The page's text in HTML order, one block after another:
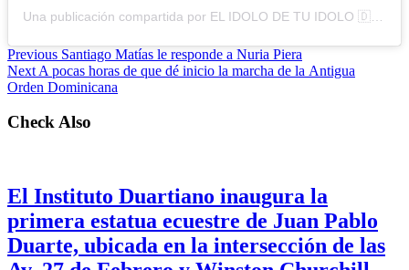
Previous Santiago Matías le responde a Nuria Piera
Next A pocas horas de que dé inicio la marcha de la Antigua
Orden Dominicana
Check Also
El Instituto Duartiano inaugura la
primera estatua ecuestre de Juan Pablo
Duarte, ubicada en la intersección de las